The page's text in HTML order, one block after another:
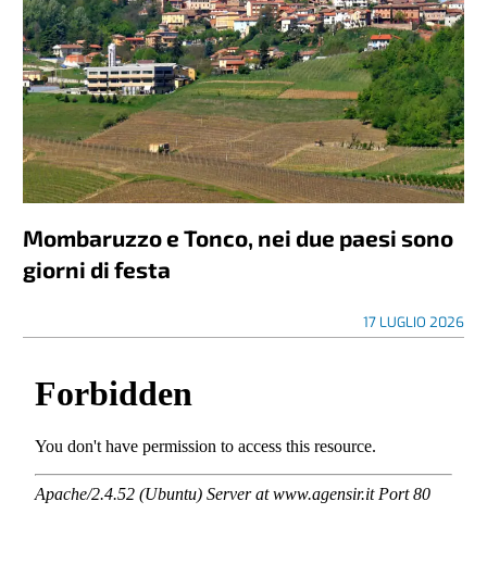
Mombaruzzo e Tonco, nei due paesi sono
giorni di festa
17 LUGLIO 2026